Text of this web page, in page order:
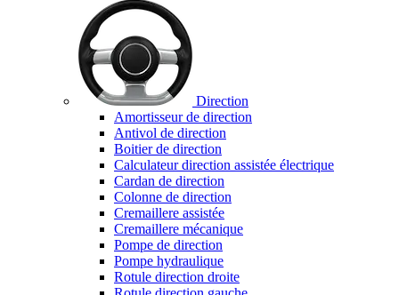
Direction
Amortisseur de direction
Antivol de direction
Boitier de direction
Calculateur direction assistée électrique
Cardan de direction
Colonne de direction
Cremaillere assistée
Cremaillere mécanique
Pompe de direction
Pompe hydraulique
Rotule direction droite